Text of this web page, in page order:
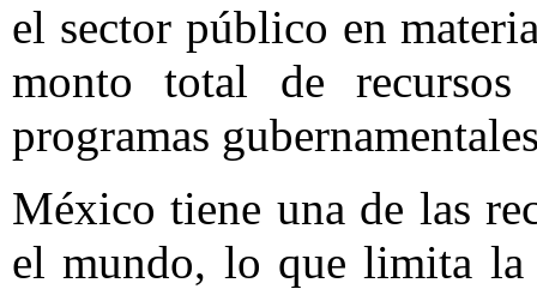
el sector público en
monto total de
programas
México tiene una de las
el mundo, lo que limita la